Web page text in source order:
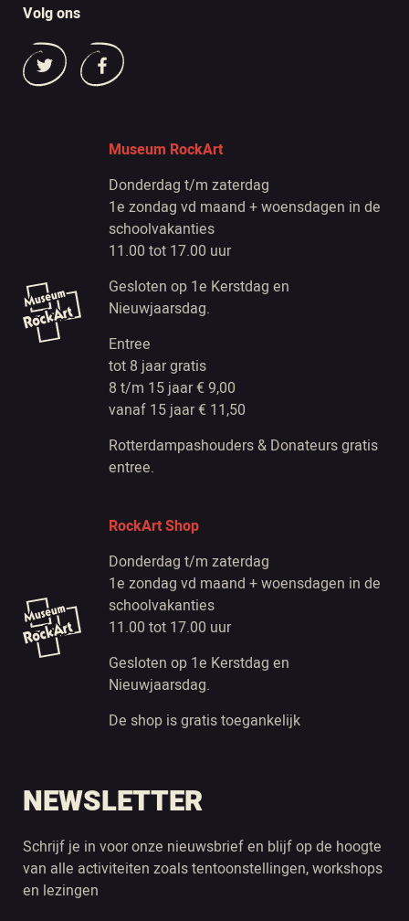
Volg ons
Museum RockArt
Donderdag t/m zaterdag
1e zondag vd maand + woensdagen in de
schoolvakanties
11.00 tot 17.00 uur
Gesloten op 1e Kerstdag en
Nieuwjaarsdag.
Entree
tot 8 jaar gratis
8 t/m 15 jaar € 9,00
vanaf 15 jaar € 11,50
Rotterdampashouders & Donateurs gratis
entree.
RockArt Shop
Donderdag t/m zaterdag
1e zondag vd maand + woensdagen in de
schoolvakanties
11.00 tot 17.00 uur
Gesloten op 1e Kerstdag en
Nieuwjaarsdag.
De shop is gratis toegankelijk
NEWSLETTER
Schrijf je in voor onze nieuwsbrief en blijf op de hoogte
van alle activiteiten zoals tentoonstellingen, workshops
en lezingen